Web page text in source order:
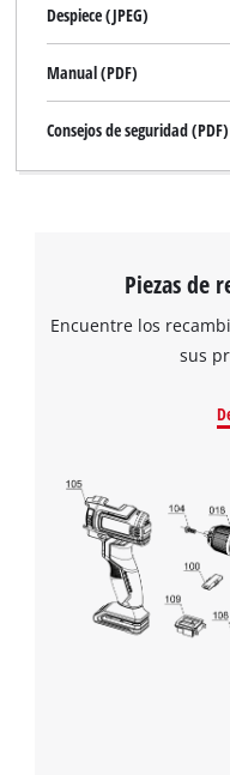
This
to
the site
to
Despiece (JPEG)
Manual (PDF)
Consejos de seguridad (PDF)
Piezas de
Encuentre los
sus